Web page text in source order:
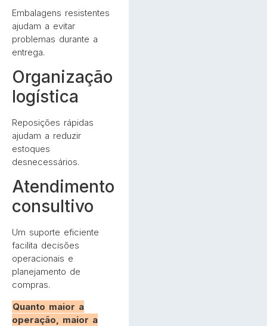
Embalagens resistentes
ajudam a evitar
problemas durante a
entrega.
Organização
logística
Reposições rápidas
ajudam a reduzir
estoques
desnecessários.
Atendimento
consultivo
Um suporte eficiente
facilita decisões
operacionais e
planejamento de
compras.
Quanto maior a
operação, maior a